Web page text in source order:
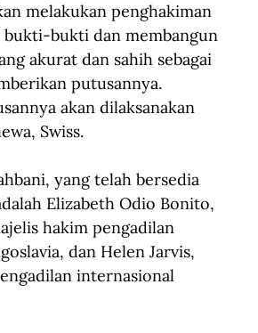
melakukan penghakiman
bukti-bukti dan membangun
akurat dan sahih sebagai
putusannya.
akan dilaksanakan
Swiss.
yang telah bersedia
Elizabeth Odio Bonito,
hakim pengadilan
dan Helen Jarvis,
internasional